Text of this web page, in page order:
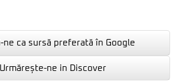
ne ca sursă preferată în Google
ne in Discover